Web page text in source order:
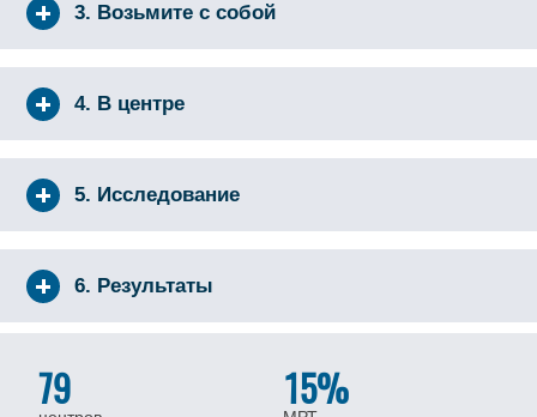
3. Возьмите с собой
4. В центре
5. Исследование
6. Результаты
79 15%